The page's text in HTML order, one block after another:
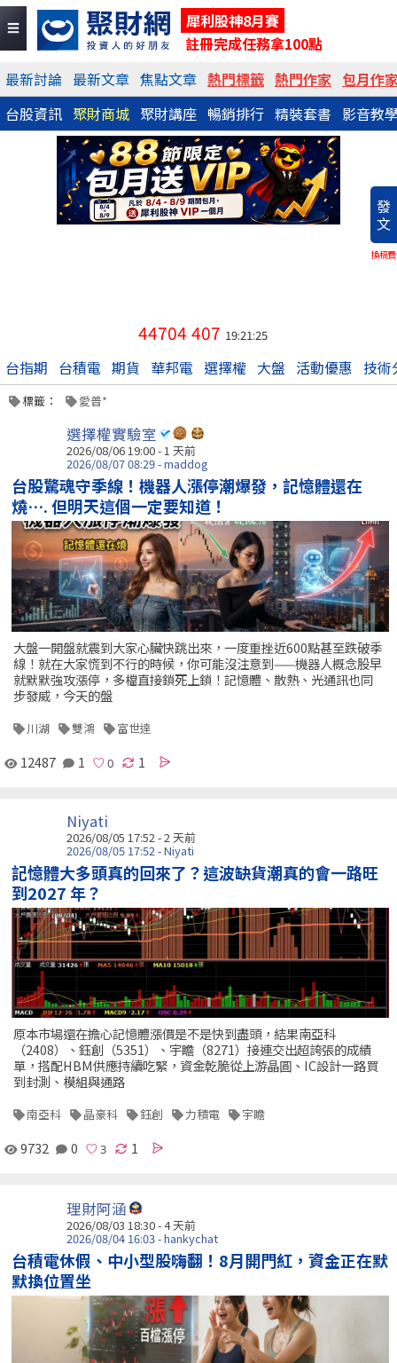
犀利股神8月賽
註冊完成任務拿100點
最新討論 最新文章 焦點文章 熱門標籤 熱門作家 包月作
台股資訊 聚財商城 聚財講座 暢銷排行 精裝套書 影音教
發
文
換稿費
44704 407 19:21:25
台指期 台積電 期貨 華邦電 選擇權 大盤 活動優惠 技術
標籤： 愛普*
選擇權實驗室
2026/08/06 19:00 - 1 天前
2026/08/07 08:29 - maddog
台股驚魂守季線！機器人漲停潮爆發，記憶體還在
燒…. 但明天這個一定要知道！
大盤一開盤就震到大家心臟快跳出來，一度重挫近600點甚至跌破季
線！就在大家慌到不行的時候，你可能沒注意到——機器人概念股早
就默默強攻漲停，多檔直接鎖死上鎖！記憶體、散熱、光通訊也同
步發威，今天的盤
川湖 雙鴻 富世達
12487 1 1
Niyati
2026/08/05 17:52 - 2 天前
2026/08/05 17:52 - Niyati
記憶體大多頭真的回來了？這波缺貨潮真的會一路旺
到2027 年？
原本市場還在擔心記憶體漲價是不是快到盡頭，結果南亞科
（2408）、鈺創（5351）、宇瞻（8271）接連交出超誇張的成績
單，搭配HBM供應持續吃緊，資金乾脆從上游晶圓、IC設計一路買
到封測、模組與通路
南亞科 晶豪科 鈺創 力積電 宇瞻
9732 0 1
理財阿涵
2026/08/03 18:30 - 4 天前
2026/08/04 16:03 - hankychat
台積電休假、中小型股嗨翻！8月開門紅，資金正在默
默換位置坐